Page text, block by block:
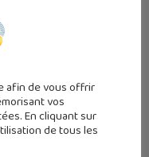
depuis la
afin de vous offrir
vos
En cliquant sur
de tous les